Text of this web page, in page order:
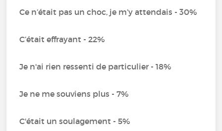
Ce n’était pas un choc, je m’y attendais - 30%
C’était effrayant - 22%
Je n'ai rien ressenti de particulier - 18%
Je ne me souviens plus - 7%
C'était un soulagement - 5%